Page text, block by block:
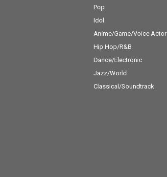
Pop
Idol
Anime/Game/Voice Actor
Hip Hop/R&B
Dance/Electronic
Jazz/World
Classical/Soundtrack